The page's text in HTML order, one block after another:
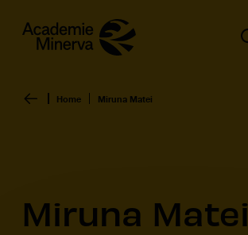
Home Miruna Matei
Miruna Matei